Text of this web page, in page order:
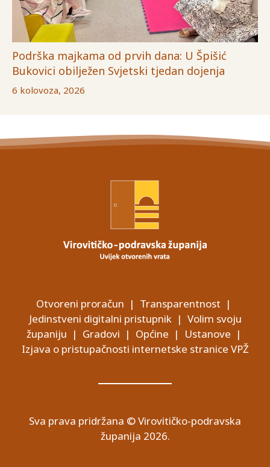
Podrška majkama od prvih dana: U Špišić
Bukovici obilježen Svjetski tjedan dojenja
6 kolovoza, 2026
Otvoreni proračun | Transparentnost |
Jedinstveni digitalni pristupnik| Volim svoju
županiju | Gradovi | Općine | Ustanove |
Izjava o pristupačnosti internetske stranice VPŽ
Sva prava pridržana © Virovitičko-podravska
županija 2026.